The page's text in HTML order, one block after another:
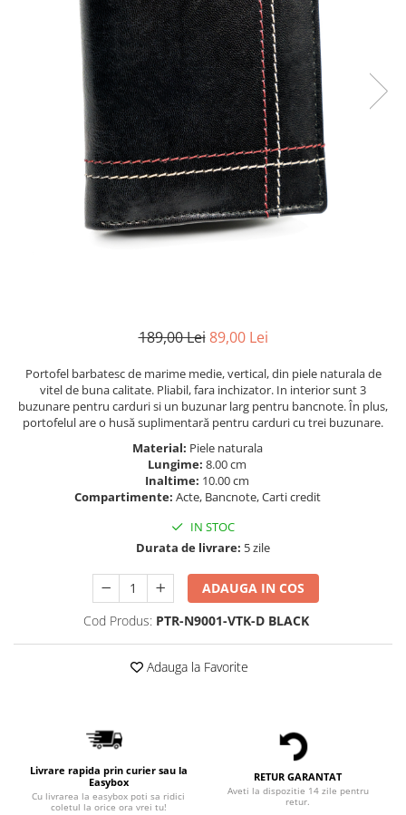
189,00 Lei 89,00 Lei
Portofel barbatesc de marime medie, vertical, din piele naturala de
vitel de buna calitate. Pliabil, fara inchizator. In interior sunt 3
buzunare pentru carduri si un buzunar larg pentru bancnote. În plus,
portofelul are o husă suplimentară pentru carduri cu trei buzunare.
Material: Piele naturala
Lungime: 8.00 cm
Inaltime: 10.00 cm
Compartimente: Acte, Bancnote, Carti credit
IN STOC
Durata de livrare: 5 zile
ADAUGA IN COS
Cod Produs: PTR-N9001-VTK-D BLACK
Adauga la Favorite
Livrare rapida prin curier sau la
Easybox
Cu livrarea la easybox poti sa ridici
coletul la orice ora vrei tu!
RETUR GARANTAT
Aveti la dispozitie 14 zile pentru
retur.